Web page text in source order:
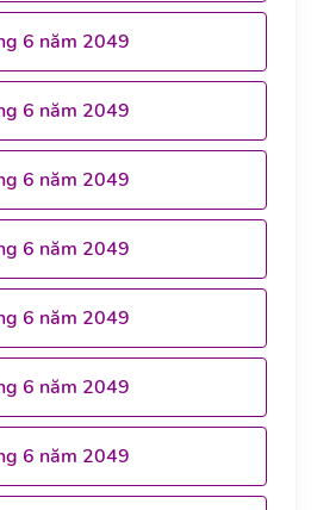
6 năm 2049
6 năm 2049
6 năm 2049
6 năm 2049
6 năm 2049
6 năm 2049
6 năm 2049